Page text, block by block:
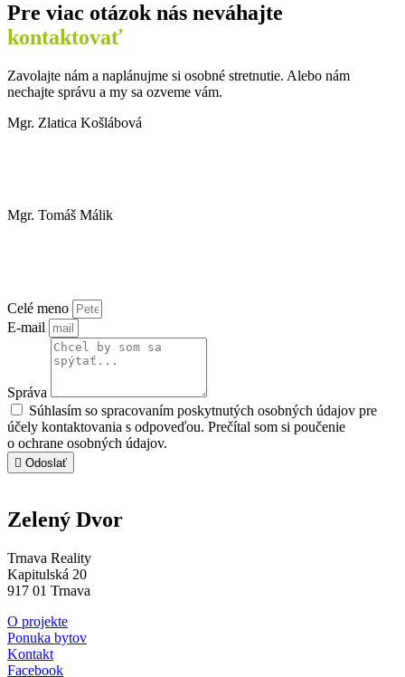
Pre viac otázok nás neváhajte
kontaktovať
Zavolajte nám a naplánujme si osobné stretnutie. Alebo nám
nechajte správu a my sa ozveme vám.
Mgr. Zlatica Košlábová
Mgr. Tomáš Málik
Celé meno
E-mail
Správa
Súhlasím so spracovaním poskytnutých osobných údajov pre
účely kontaktovania s odpoveďou. Prečítal som si poučenie
o ochrane osobných údajov.
Odoslať
Zelený Dvor
Trnava Reality
Kapitulská 20
917 01 Trnava
O projekte
Ponuka bytov
Kontakt
Facebook